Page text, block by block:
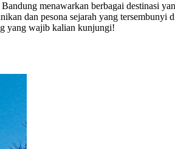
menawarkan berbagai destinasi
dan pesona sejarah yang tersembunyi
yang wajib kalian kunjungi!